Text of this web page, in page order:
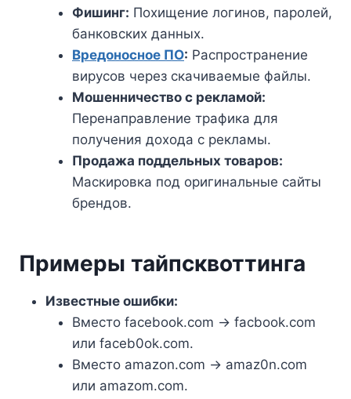
Фишинг: Похищение логинов, паролей,
банковских данных.
Вредоносное ПО: Распространение
вирусов через скачиваемые файлы.
Мошенничество с рекламой:
Перенаправление трафика для
получения дохода с рекламы.
Продажа поддельных товаров:
Маскировка под оригинальные сайты
брендов.
Примеры тайпсквоттинга
Известные ошибки:
Вместо facebook.com → facbook.com
или faceb0ok.com.
Вместо amazon.com → amaz0n.com
или amazom.com.